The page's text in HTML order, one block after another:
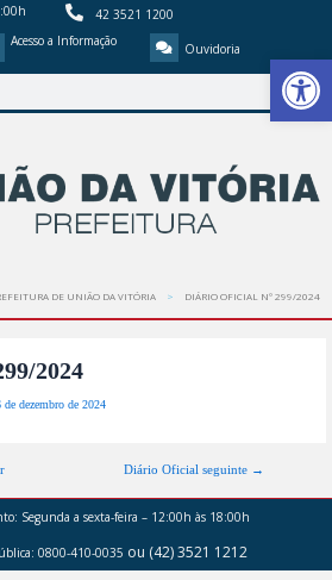
Barra de
42 3521 1200
Acesso a Informação Ouvidoria
DE UNIÃO DA VITÓRIA DIÁRIO OFICIAL Nº 299/2024
2024
de dezembro de 2024
Diário Oficial seguinte →
Segunda a sexta-feira – 12:00h às 18:00h
0800-410-0035 ou (42) 3521 1212